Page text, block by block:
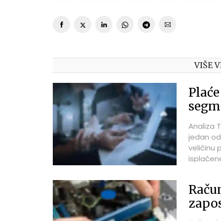
VIŠE
Analiza
jedan
veličinu
tvrtki.
znanja,